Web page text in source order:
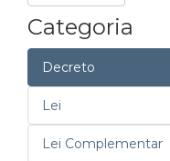
Categoria
Decreto
Lei
Lei Complementar